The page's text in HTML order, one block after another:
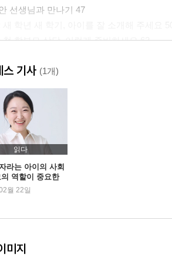
선생님과 만나기 47
첫 학부모 상담, 이렇게 준비하세요 62
학부모 참관수업에서 확인해 주세요 82
두 번째 학부모 상담에서는 이렇게 협력하
학교에 문제 제기는 어떻게 해야 할까요? 94
의 사회성 문제, 이렇게 대처하세요
에서 생기는 문제들 109
친구 사귀기 어려워할 때 111
2: 반 친구에게 괴롭힘 당하는 것 같을 때
6: 고자질을 자꾸 해서 미움받을 때 139
스 기사 (1개)
읽다
라는 아이의 사회
역할이 중요한
월 22일
미지